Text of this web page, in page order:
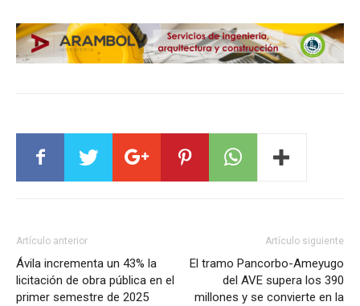
Artículo anterior
Ávila incrementa un 43% la
licitación de obra pública en el
primer semestre de 2025
Artículo siguiente
El tramo Pancorbo-Ameyugo
del AVE supera los 390
millones y se convierte en la